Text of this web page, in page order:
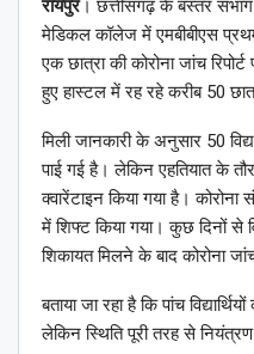
रायपुर। छत्तीसगढ़ के बस्तर
मेडिकल कॉलेज में एमबीबीएस
एक छात्रा की कोरोना जांच
हुए हास्टल में रह रहे करीब 50
मिली जानकारी के अनुसार 50
पाई गई है। लेकिन एहतियात के तौर
क्वारेंटाइन किया गया है। कोरोना
में शिफ्ट किया गया। कुछ दिनों से
शिकायत मिलने के बाद कोरोना
बताया जा रहा है कि पांच
लेकिन स्थिति पूरी तरह से